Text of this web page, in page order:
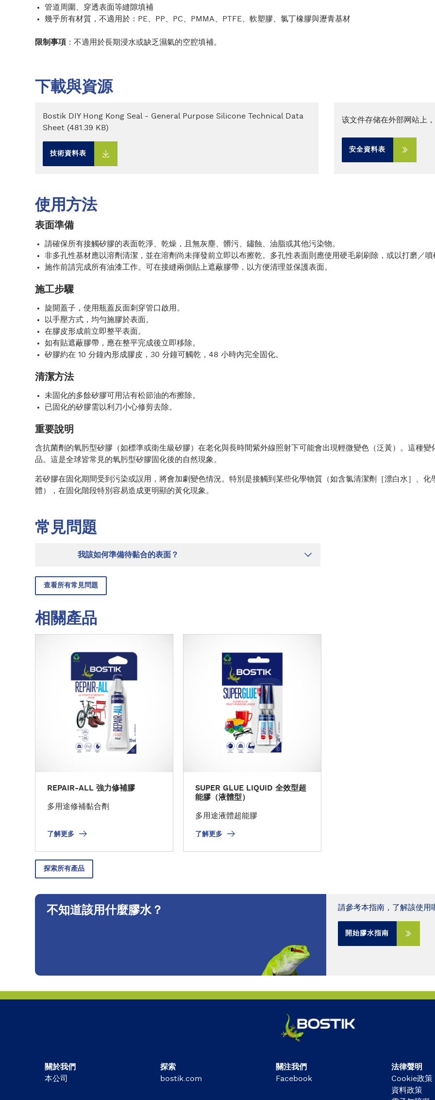
管道周圍、穿透表面等縫隙填補
幾乎所有材質，不適用於：PE、PP、PC、PMMA、PTFE、軟塑膠、氯丁橡膠與瀝青基材
限制事項 ：不適用於長期浸水或缺乏濕氣的空腔填補。
下載與資源
Bostik DIY Hong Kong Seal - General Purpose Silicone Technical Data
Sheet (481.39 KB)
技術資料表
该文件存储在外部网站上
安全資料表
使用方法
表面準備
請確保所有接觸矽膠的表面乾淨、乾燥，且無灰塵、髒污、鏽蝕、油脂或其他污染物。
非多孔性基材應以溶劑清潔，並在溶劑尚未揮發前立即以布擦乾。多孔性表面則應使用硬毛刷刷除，或以打磨／
施作前請完成所有油漆工作。可在接縫兩側貼上遮蔽膠帶，以方便清理並保護表面。
施工步驟
旋開蓋子，使用瓶蓋反面刺穿管口啟用。
以手壓方式，均勻施膠於表面。
在膠皮形成前立即整平表面。
如有貼遮蔽膠帶，應在整平完成後立即移除。
矽膠約在 10 分鐘內形成膠皮，30 分鐘可觸乾，48 小時內完全固化。
清潔方法
未固化的多餘矽膠可用沾有松節油的布擦除。
已固化的矽膠需以利刀小心修剪去除。
重要說明
含抗菌劑的氧肟型矽膠（如標準或衛生級矽膠）在老化與長時間紫外線照射下可能會出現輕微變色（泛黃）。這種
品。這是全球皆常見的氧肟型矽膠固化後的自然現象。
若矽膠在固化期間受到污染或誤用，將會加劇變色情況。特別是接觸到某些化學物質（如含氯清潔劑［漂白水］、
體），在固化階段特別容易造成更明顯的黃化現象。
常見問題
我該如何準備待黏合的表面？
查看所有常見問題
相關產品
REPAIR-ALL 強力修補膠
多用途修補黏合劑
了解更多
SUPER GLUE LIQUID 全效型超
能膠（液體型）
多用途液體超能膠
了解更多
探索所有產品
不知道該用什麼膠水？ 請參考本指南，了解該使用
開始膠水指南
關於我們
本公司
探索
bostik.com
關注我們
Facebook
法律聲明
Cookie政策
資料政策